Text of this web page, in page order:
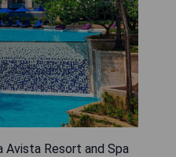
Resort and Spa